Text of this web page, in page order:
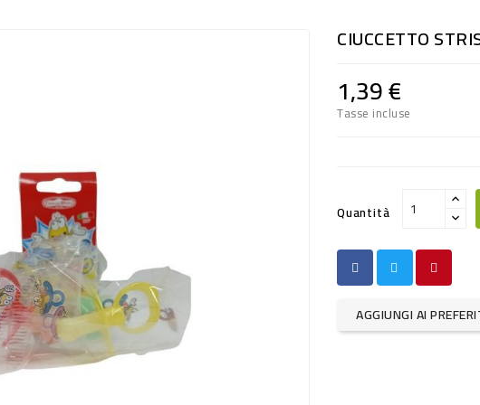
CIUCCETTO
1,39 €
Tasse incluse
Quantità
AGGIUNGI AI